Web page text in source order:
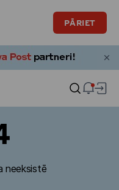
PĀRIET
neeksistē